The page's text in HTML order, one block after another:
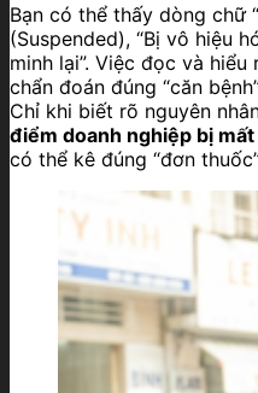
Bạn có thể thấy dòng chữ
(Suspended), “Bị vô hiệu
minh lại”. Việc đọc và
chẩn đoán đúng “căn
Chỉ khi biết rõ nguyên
điểm doanh nghiệp bị
có thể kê đúng “đơn